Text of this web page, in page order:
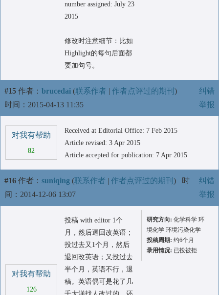
number assigned: July 23
2015
修改时注意细节：比如
Highlight的每句后面都
要加句号。
#15 作者： brucedai (联系作者 | 作者点评过的期刊 )
时间：2015-04-13 11:35
纠错
举报
对我有帮助
82
Received at Editorial Office: 7 Feb 2015
Article revised: 3 Apr 2015
Article accepted for publication: 7 Apr 2015
#16 作者： suniqing (联系作者 | 作者点评过的期刊 ) 时
间：2014-12-06 13:07
纠错
举报
对我有帮助
126
投稿 with editor 1个
月，然后退回改英语；
投过去又1个月，然后
退回改英语；又投过去
半个月，英语不行，退
稿。英语偶可是花了几
研究方向: 化学科学 环
境化学 环境污染化学
投稿周期: 约6个月
录用情况: 已投被拒